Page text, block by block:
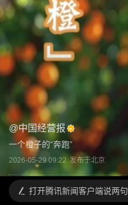
@中国经营报
一个橙子的“奔跑”
2026-05-29 09:22 发布于北京
打开腾讯新闻客户端说两句